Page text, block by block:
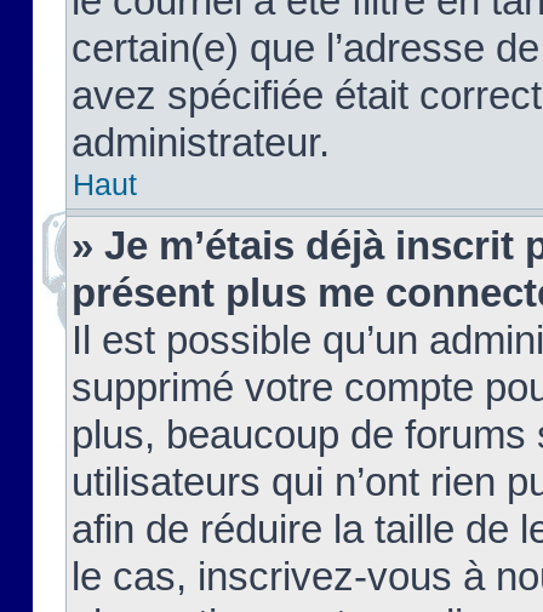
certain(e) que l’adresse
avez spécifiée était
administrateur.
Haut
» Je m’étais déjà inscrit
présent plus me
Il est possible qu’un
supprimé votre compte
plus, beaucoup de
utilisateurs qui n’ont rien
afin de réduire la taille de
le cas, inscrivez-vous à